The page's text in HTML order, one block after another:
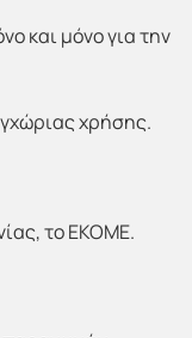
και μόνο για την
χρήσης.
το ΕΚΟΜΕ.